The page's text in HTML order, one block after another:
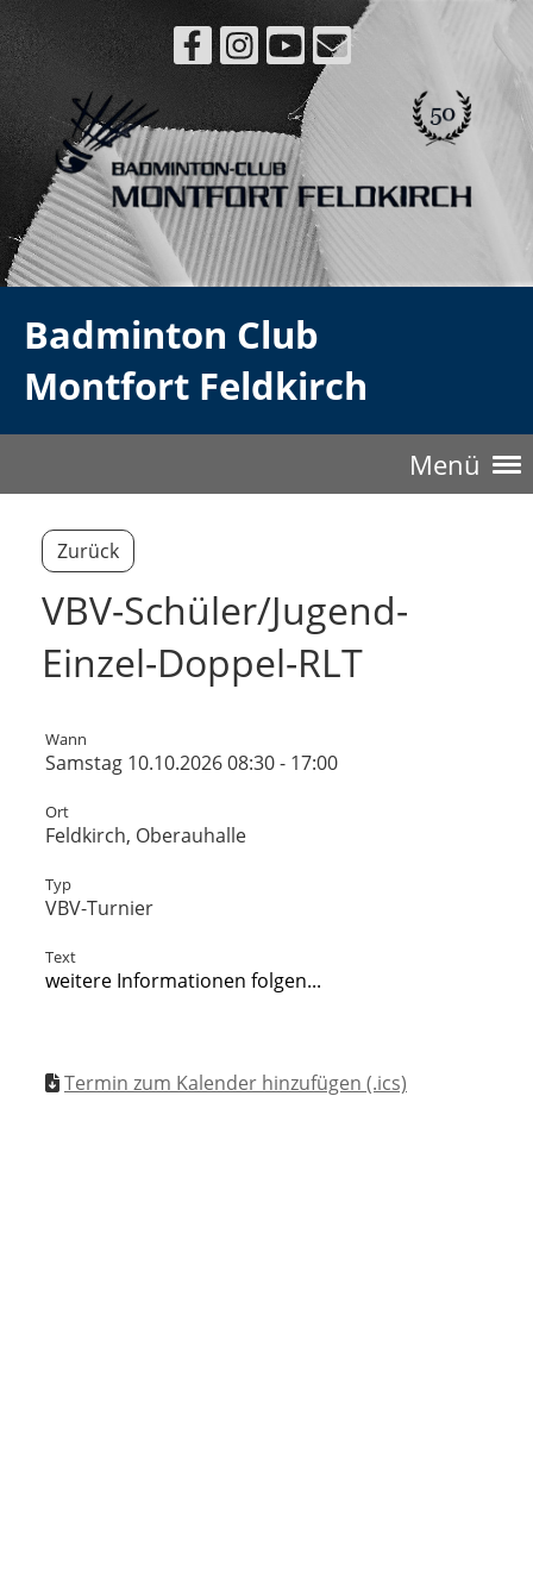
Badminton Club
Montfort Feldkirch
Menü
Zurück
VBV-Schüler/Jugend-
Einzel-Doppel-RLT
Wann
Samstag 10.10.2026 08:30 - 17:00
Ort
Feldkirch, Oberauhalle
Typ
VBV-Turnier
Text
weitere Informationen folgen...
Termin zum Kalender hinzufügen (.ics)